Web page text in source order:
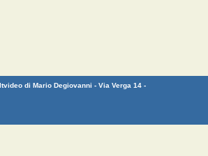
di Mario Degiovanni - Via Verga 14 -